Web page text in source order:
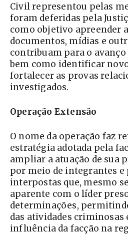
Civil representou pelas
foram deferidas pela
como objetivo apreender
documentos, mídias e
contribuam para o
bem como identificar
fortalecer as provas
investigados.
Operação Extensão
O nome da operação faz
estratégia adotada pela
ampliar a atuação de sua
por meio de integrantes e
interpostas que, mesmo
aparente com o líder
determinações,
das atividades criminosas
influência da facção na